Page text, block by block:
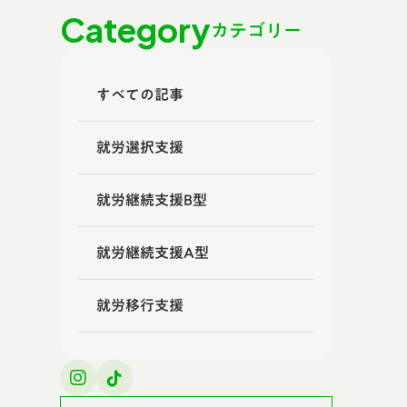
Categoryカテゴリー
すべての記事
就労選択支援
就労継続支援B型
就労継続支援A型
就労移行支援